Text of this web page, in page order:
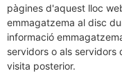
pàgines d'aquest lloc
emmagatzema al disc
informació
servidors o als servidors
visita posterior.